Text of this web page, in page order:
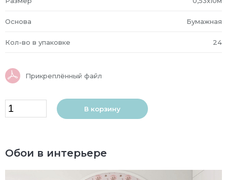
Основа Бумажная
Кол-во в упаковке 24
Прикреплённый файл
В корзину
Обои в интерьере